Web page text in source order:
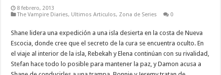
8 febrero, 2013
The Vampire Diaries, Ultimos Articulos, Zona de Series 0
Shane lidera una expedición a una isla desierta en la costa de Nueva
Escocia, donde cree que el secreto de la cura se encuentra oculto. En
el viaje al interior de la isla, Rebekah y Elena continúan con su rivalidad,
Stefan hace todo lo posible para mantener la paz, y Damon acusa a